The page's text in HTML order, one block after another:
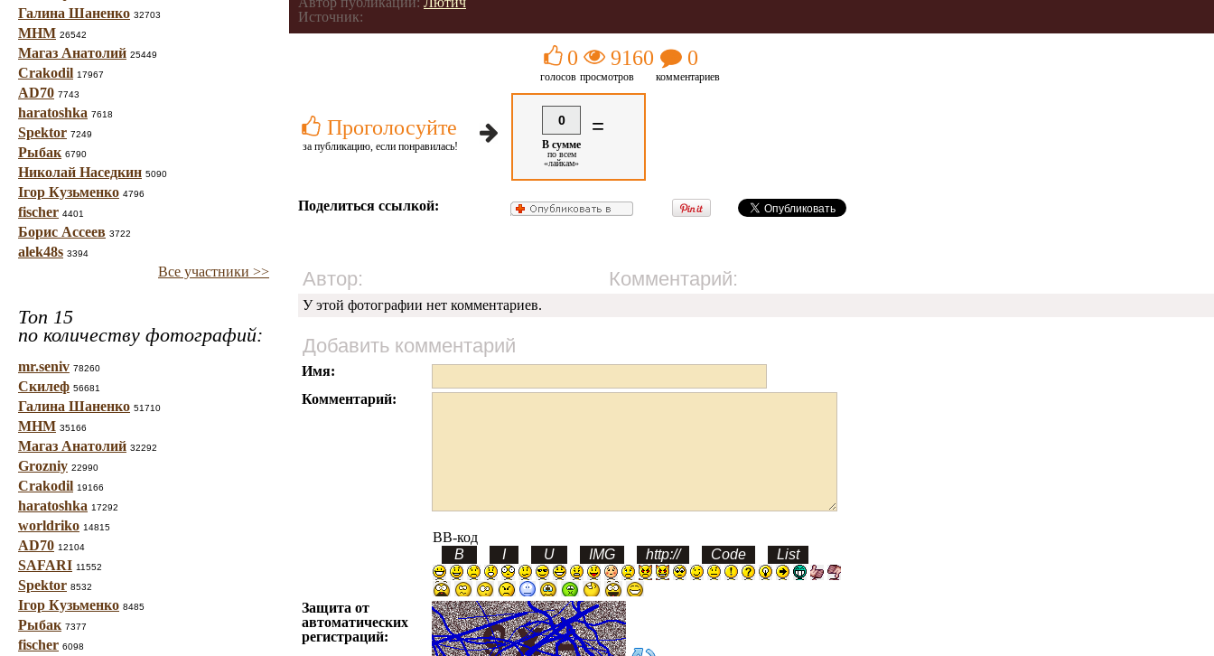
Галина Шаненко 32703
МНМ 26542
Магаз Анатолий 25449
Crakodil 17967
AD70 7743
haratoshka 7618
Spektor 7249
Рыбак 6790
Николай Наседкин 5090
Ігор Кузьменко 4796
fischer 4401
Борис Ассеев 3722
alek48s 3394
Все участники >>
Топ 15
по количеству фотографий:
mr.seniv 78260
Скилеф 56681
Галина Шаненко 51710
МНМ 35166
Магаз Анатолий 32292
Grozniy 22990
Crakodil 19166
haratoshka 17292
worldriko 14815
AD70 12104
SAFARI 11552
Spektor 8532
Ігор Кузьменко 8485
Рыбак 7377
fischer 6098
Источник:
Проголосуйте
за публикацию, если понравилась!
0
голосов
9160
просмотров
0
комментариев
0
В сумме
по всем
«лайкам»
=
Поделиться ссылкой:
Автор: Комментарий:
У этой фотографии нет комментариев.
Добавить комментарий
Имя:
Комментарий:
BB-код
Защита от
автоматических
регистраций: